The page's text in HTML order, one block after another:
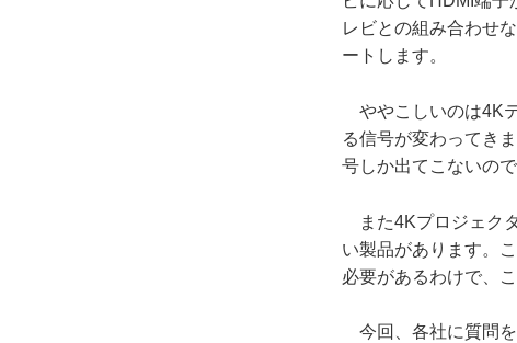
レビとの組み合わせ
ートします。
ややこしいのは4K
る信号が変わってき
号しか出てこないの
また4Kプロジェク
い製品があります。
必要があるわけで、
今回、各社に質問